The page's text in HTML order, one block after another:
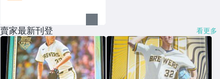
賣家最新刊登 看更多